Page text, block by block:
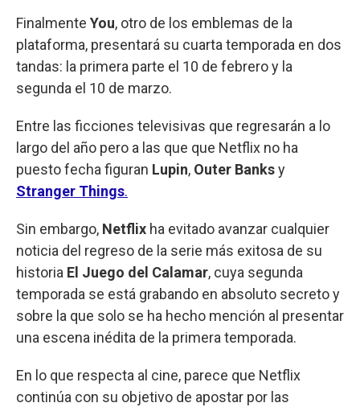
Finalmente You, otro de los emblemas de la
plataforma, presentará su cuarta temporada en dos
tandas: la primera parte el 10 de febrero y la
segunda el 10 de marzo.
Entre las ficciones televisivas que regresarán a lo
largo del año pero a las que que Netflix no ha
puesto fecha figuran Lupin, Outer Banksy
Stranger Things.
Sin embargo, Netflix ha evitado avanzar cualquier
noticia del regreso de la serie más exitosa de su
historia El Juego del Calamar, cuya segunda
temporada se está grabando en absoluto secreto y
sobre la que solo se ha hecho mención al presentar
una escena inédita de la primera temporada.
En lo que respecta al cine, parece que Netflix
continúa con su objetivo de apostar por las